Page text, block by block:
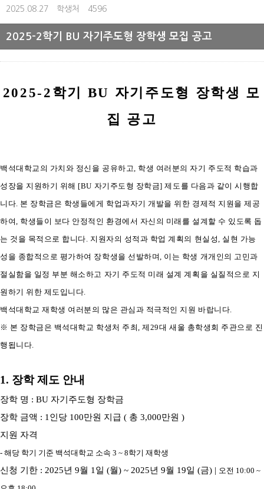
2025.08.27 학생처 4596
2025-2학기 BU 자기주도형 장학생 모집 공고
2025-2 학기 BU 자기주도형 장학생 모
집 공고
백석대학교의 가치와 정신을 공유하고, 학생 여러분의 자기 주도적 학습과
성장을 지원하기 위해 [BU 자기주도형 장학금]제도를 다음과 같이 시행합
니다. 본 장학금은 학생들에게 학업과자기 개발을 위한 경제적 지원을 제공
하여, 학생들이 보다 안정적인 환경에서 자신의 미래를 설계할 수 있도록 돕
는 것을 목적으로 합니다. 지원자의 성적과 학업 계획의 현실성, 실현 가능
성을 종합적으로 평가하여 장학생을 선발하며, 이는 학생 개개인의 고민과
절실함을 일정 부분 해소하고 자기 주도적 미래 설계 계획을 실질적으로 지
원하기 위한 제도입니다.
백석대학교 재학생 여러분의 많은 관심과 적극적인 지원 바랍니다.
※ 본 장학금은 백석대학교 학생처 주최,제 29대 새울 총학생회 주관으로 진
행됩니다.
1. 장학 제도 안내
장학 명 : BU 자기주도형 장학금
장학 금액 : 1 인당 100만원 지급 ( 총 3,000만원 )
지원 자격
- 해당 학기 기준 백석대학교 소속 3 ~ 8학기 재학생
신청 기한 : 2025년 9월 1 일 (월) ~ 2025년 9월 19일 (금) | 오전 10:00 ~